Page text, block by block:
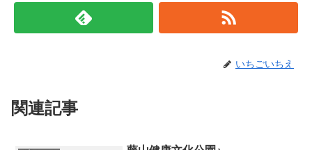
いちごいちえ
関連記事